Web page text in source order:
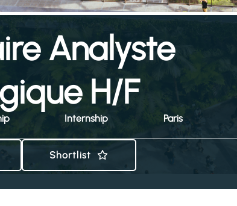
Analyste
H/F
Internship Paris
Shortlist